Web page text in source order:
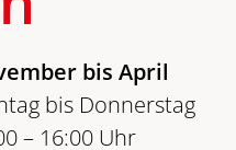
bis April
bis Donnerstag
– 16:00 Uhr